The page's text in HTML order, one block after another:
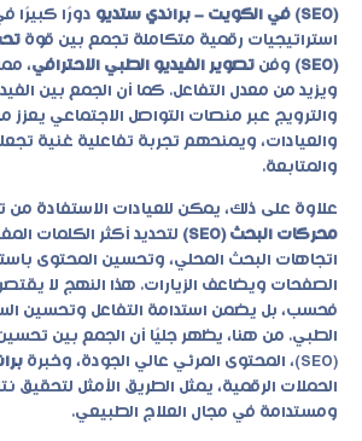
(SEO) في الكويت – براندي ستديو
دورًا كبيرًا
استراتيجيات رقمية متكاملة تجمع بين قوة
(SEO)
وفن تصوير الفيديو الطبي الاحترافي،
ويزيد من معدل التفاعل. كما أن الجمع بين
والترويج عبر منصات التواصل الاجتماعي يعزز
والعيادات، ويمنحهم تجربة تفاعلية غنية
والمتابعة.
علاوة على ذلك، يمكن للعيادات الاستفادة من
محركات البحث (SEO)
لتحديد أكثر الكلمات
اتجاهات البحث المحلي، وتحسين المحتوى
الصفحات ويضاعف الزيارات. هذا النهج لا
فحسب، بل يضمن استدامة التفاعل وتحسين
الطبي. من هنا، يظهر جليًا أن الجمع بين
(SEO)
، المحتوى المرئي عالي الجودة، وخبرة
الحملات الرقمية، يمثل الطريق الأمثل لتحقيق
ومستدامة في مجال العلاج الطبيعي.